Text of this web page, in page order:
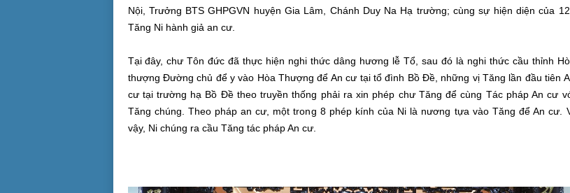
Nội, Trưởng BTS GHPGVN huyện Gia Lâm, Chánh Duy Na Hạ trường; cùng sự hiện diện của
Tăng Ni hành giả an cư.
Tại đây, chư Tôn đức đã thực hiện nghi thức dâng hương lễ Tổ, sau đó là nghi thức cầu thỉnh
thượng Đường chủ để y vào Hòa Thượng để An cư tại tổ đình Bồ Đề, những vị Tăng lần đầu tiên
cư tại trường hạ Bồ Đề theo truyền thống phải ra xin phép chư Tăng để cùng Tác pháp An cư
Tăng chúng. Theo pháp an cư, một trong 8 phép kính của Ni là nương tựa vào Tăng để An cư.
vậy, Ni chúng ra cầu Tăng tác pháp An cư.